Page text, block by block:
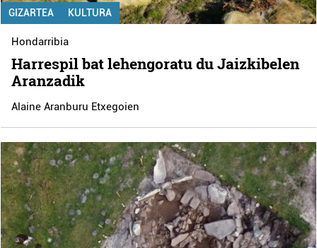
GIZARTEA KULTURA
Hondarribia
Harrespil bat lehengoratu du Jaizkibelen
Aranzadik
Alaine Aranburu Etxegoien